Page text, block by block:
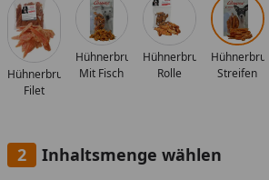
Hühnerbrust
Filet
Hühnerbrust
Mit Fisch
Hühnerbrust
Rolle
Hühnerbrust
Streifen
Inhaltsmenge wählen